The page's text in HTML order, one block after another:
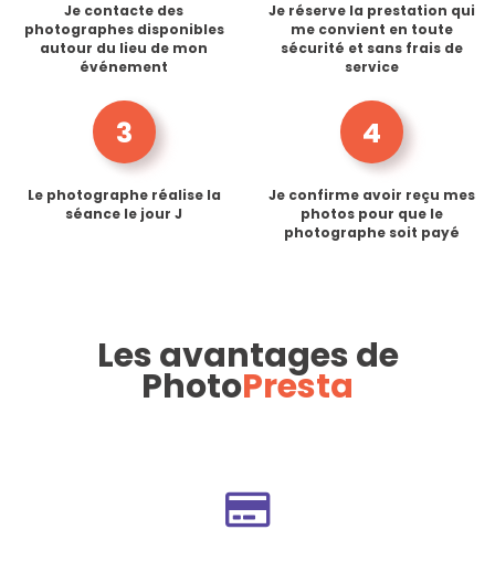
Je contacte des
photographes disponibles
autour du lieu de mon
événement
Je réserve la prestation qui
me convient en toute
sécurité et sans frais de
service
3
Le photographe réalise la
séance le jour J
4
Je confirme avoir reçu mes
photos pour que le
photographe soit payé
Les avantages de
PhotoPresta